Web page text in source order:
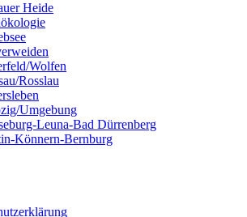
Heide
Wolfen
Rosslau
Umgebung
Leuna-Bad Dürrenberg
Könnern-Bernburg